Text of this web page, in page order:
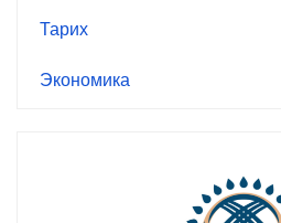
Тарих
Экономика